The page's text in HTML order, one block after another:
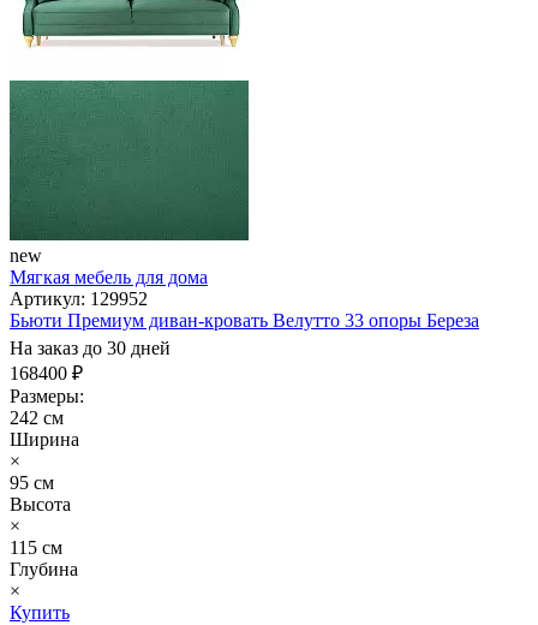
new
Мягкая мебель для дома
Артикул: 129952
Бьюти Премиум диван-кровать Велутто 33 опоры Береза
На заказ до 30 дней
168400 ₽
Размеры:
242 см
Ширина
×
95 см
Высота
×
115 см
Глубина
×
Купить